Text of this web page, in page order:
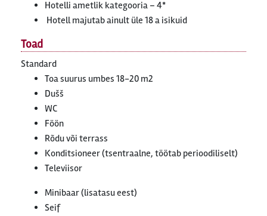
Hotelli ametlik kategooria – 4*
Hotell majutab ainult üle 18 a isikuid
Toad
Standard
Toa suurus umbes 18-20 m2
Dušš
WC
Föön
Rõdu või terrass
Konditsioneer (tsentraalne, töötab perioodiliselt)
Televiisor
Minibaar (lisatasu eest)
Seif